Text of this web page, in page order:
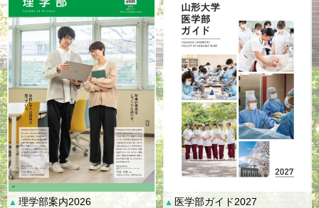
▲理学部案内2026 ▲ 医学部ガイド2027